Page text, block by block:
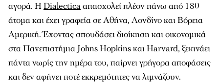
αγορά. ΗDialectica απασχολεί πλέον πάνω από 180
άτομα και έχει γραφεία σε Αθήνα, Λονδίνο και Βόρεια
Αμερική. Έχοντας σπουδάσει διοίκηση και οικονομικά
στα Πανεπιστήμια Johns Hopkins και Harvard, ξεκινάει
πάντα νωρίς την ημέρα του, παίρνει γρήγορα αποφάσεις
και δεν αφήνει ποτέ εκκρεμότητες να λιμνάζουν.